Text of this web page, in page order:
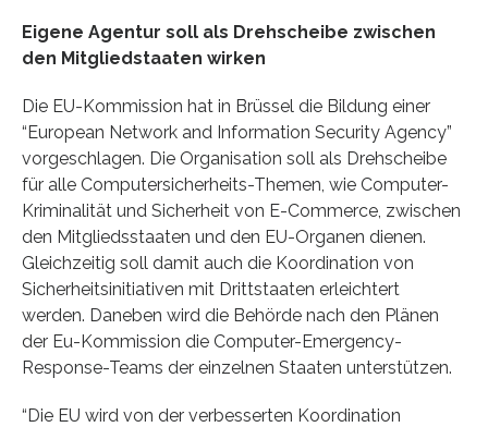
Eigene Agentur soll als Drehscheibe zwischen
den Mitgliedstaaten wirken
Die EU-Kommission hat in Brüssel die Bildung einer
“European Network and Information Security Agency”
vorgeschlagen. Die Organisation soll als Drehscheibe
für alle Computersicherheits-Themen, wie Computer-
Kriminalität und Sicherheit von E-Commerce, zwischen
den Mitgliedsstaaten und den EU-Organen dienen.
Gleichzeitig soll damit auch die Koordination von
Sicherheitsinitiativen mit Drittstaaten erleichtert
werden. Daneben wird die Behörde nach den Plänen
der Eu-Kommission die Computer-Emergency-
Response-Teams der einzelnen Staaten unterstützen.
“Die EU wird von der verbesserten Koordination